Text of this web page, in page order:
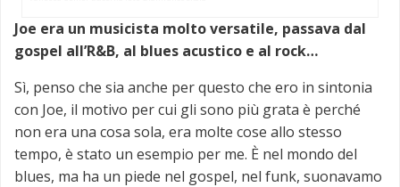
Joe era un musicista molto versatile, passava dal
gospel all’R&B, al blues acustico e al rock…
Sì, penso che sia anche per questo che ero in sintonia
con Joe, il motivo per cui gli sono più grata è perché
non era una cosa sola, era molte cose allo stesso
tempo, è stato un esempio per me. È nel mondo del
blues, ma ha un piede nel gospel, nel funk, suonavamo